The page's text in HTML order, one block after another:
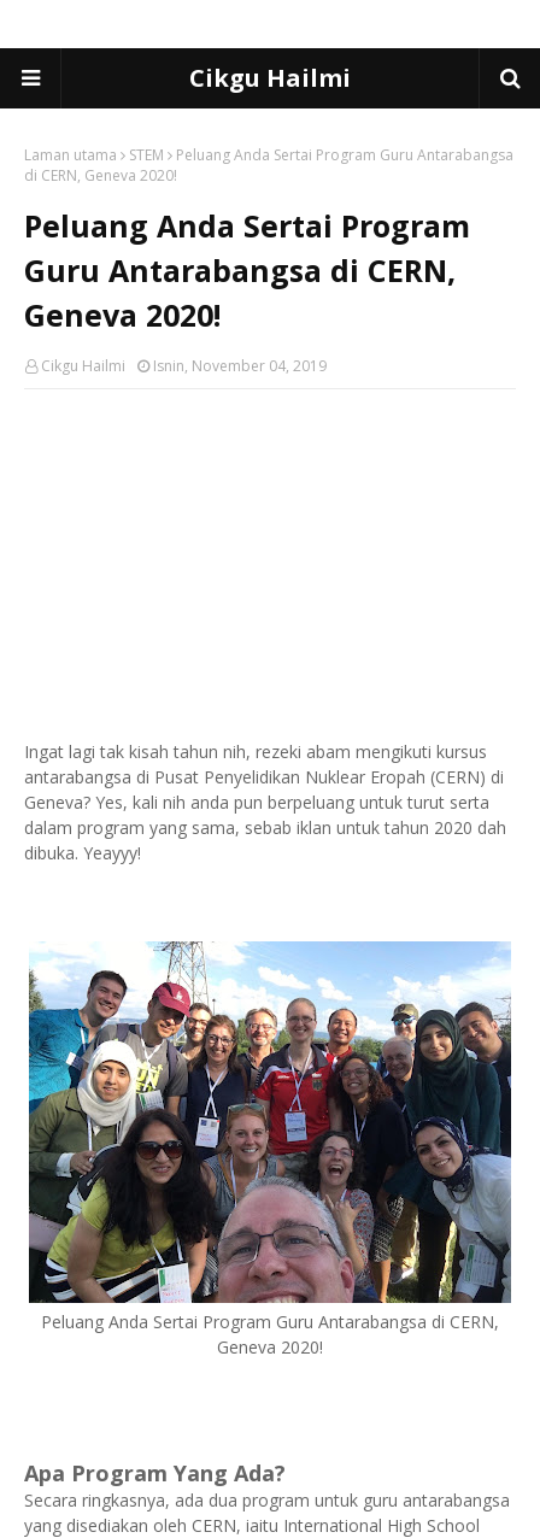
Cikgu Hailmi
Laman utama STEM
Peluang Anda Sertai Program Guru Antarabangsa
di CERN, Geneva 2020!
Peluang Anda Sertai Program
Guru Antarabangsa di CERN,
Geneva 2020!
Cikgu Hailmi Isnin, November 04, 2019
Ingat lagi tak kisah tahun nih, rezeki abam mengikuti kursus
antarabangsa di Pusat Penyelidikan Nuklear Eropah (CERN) di
Geneva? Yes, kali nih anda pun berpeluang untuk turut serta
dalam program yang sama, sebab iklan untuk tahun 2020 dah
dibuka. Yeayyy!
Peluang Anda Sertai Program Guru Antarabangsa di CERN,
Geneva 2020!
Apa Program Yang Ada?
Secara ringkasnya, ada dua program untuk guru antarabangsa
yang disediakan oleh CERN, iaitu International High School